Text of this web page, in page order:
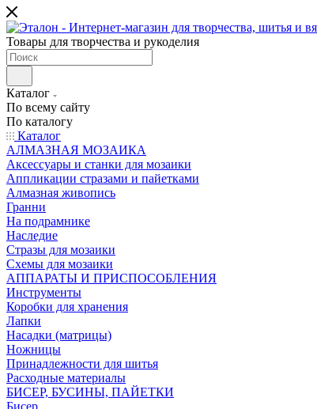
Товары для творчества и рукоделия
Каталог
По всему сайту
По каталогу
Каталог
АЛМАЗНАЯ МОЗАИКА
Аксессуары и станки для мозаики
Аппликации стразами и пайетками
Алмазная живопись
Гранни
На подрамнике
Наследие
Стразы для мозаики
Схемы для мозаики
АППАРАТЫ И ПРИСПОСОБЛЕНИЯ
Инструменты
Коробки для хранения
Лапки
Насадки (матрицы)
Ножницы
Принадлежности для шитья
Расходные материалы
БИСЕР, БУСИНЫ, ПАЙЕТКИ
Бисер